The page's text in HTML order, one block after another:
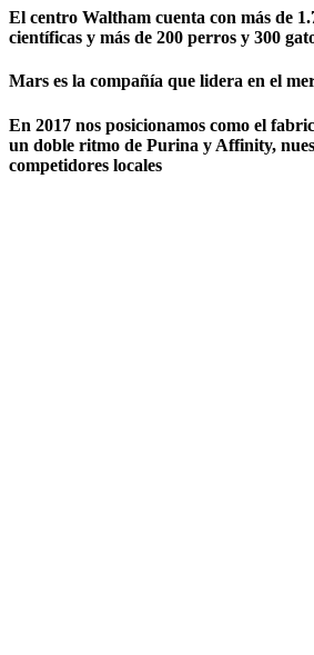
El centro Waltham cuenta con más de
científicas y más de 200 perros y 300
Mars es la compañía que lidera en el
En 2017 nos posicionamos como el
un doble ritmo de Purina y Affinity,
competidores locales